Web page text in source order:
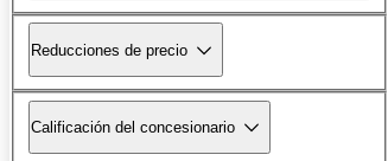
Reducciones de precio
Calificación del concesionario